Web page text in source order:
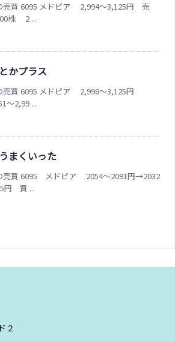
売買 6095 メドピア 2,994～3,125円 売
株 2 ...
かプラス
売買 6095 メドピア 2,998～3,125円
～2,99 ...
まくいった
売買 6095 メドピア 2054～2091円→2032
円 買 ...
２